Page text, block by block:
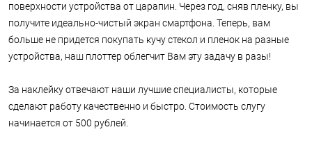
поверхности устройства от царапин. Через год, сняв пленку, вы
получите идеально-чистый экран смартфона. Теперь, вам
больше не придется покупать кучу стекол и пленок на разные
устройства, наш плоттер облегчит Вам эту задачу в разы!
За наклейку отвечают наши лучшие специалисты, которые
сделают работу качественно и быстро. Стоимость слугу
начинается от 500 рублей.